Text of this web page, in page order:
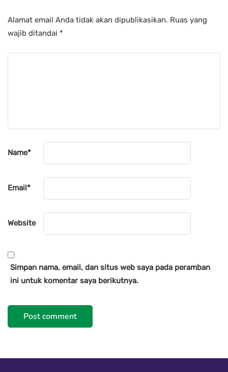
Alamat email Anda tidak akan dipublikasikan. Ruas yang
wajib ditandai *
Name*
Email*
Website
Simpan nama, email, dan situs web saya pada peramban
ini untuk komentar saya berikutnya.